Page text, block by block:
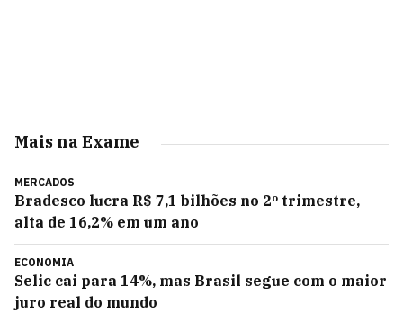
Mais na Exame
MERCADOS
Bradesco lucra R$ 7,1 bilhões no 2º trimestre,
alta de 16,2% em um ano
ECONOMIA
Selic cai para 14%, mas Brasil segue com o maior
juro real do mundo